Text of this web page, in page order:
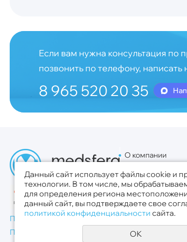
Если вам нужна консультация по
позвонить по телефону,
8 965 520 20 35
О компании
Новости
Публичная оферта
Политика конфиденциальности
Данный сайт использует файлы cookie и
технологии. В том числе, мы
для определения региона
данный сайт, вы подтверждаете свое
политикой конфиденциальности сайта.
OK